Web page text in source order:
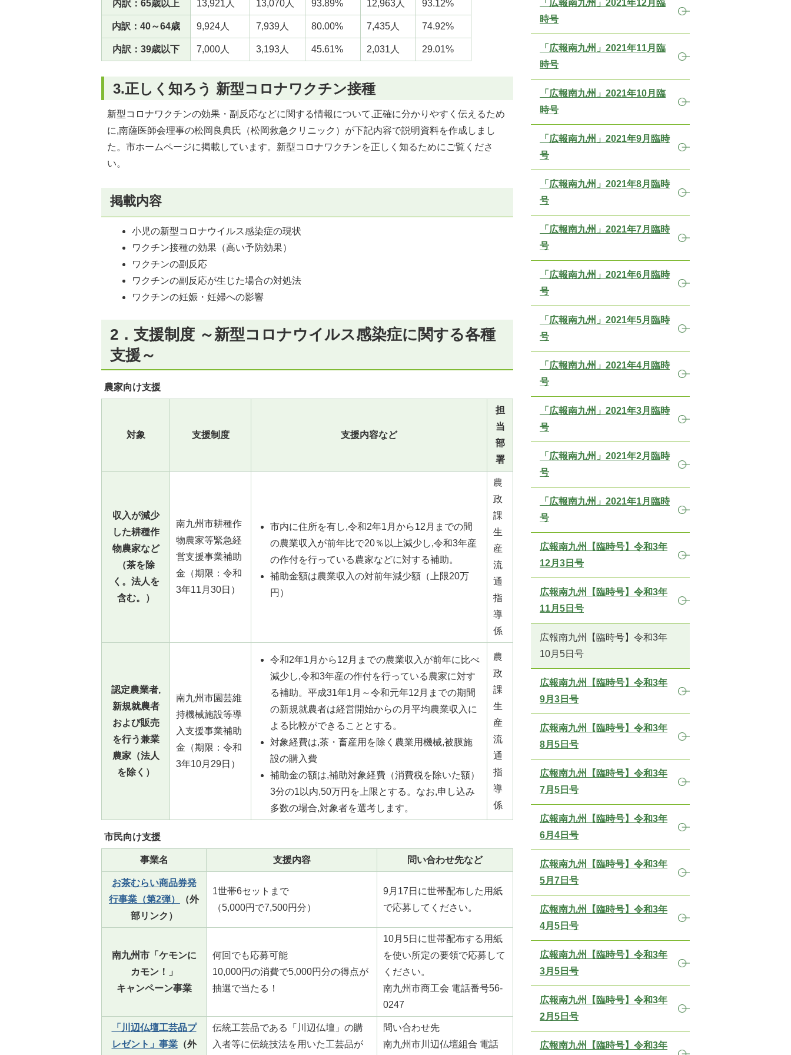
内訳：65歳以上 13,921人 13,070人 93.89% 12,963人 93.12%
内訳：40～64歳 9,924人 7,939人 80.00% 7,435人 74.92%
内訳：39歳以下 7,000人 3,193人 45.61% 2,031人 29.01%
3.正しく知ろう 新型コロナワクチン接種
新型コロナワクチンの効果・副反応などに関する情報について,正確に分かりやすく伝えるため
に,南薩医師会理事の松岡良典氏（松岡救急クリニック）が下記内容で説明資料を作成しまし
た。市ホームページに掲載しています。新型コロナワクチンを正しく知るためにご覧くださ
い。
掲載内容
小児の新型コロナウイルス感染症の現状
ワクチン接種の効果（高い予防効果）
ワクチンの副反応
ワクチンの副反応が生じた場合の対処法
ワクチンの妊娠・妊婦への影響
2．支援制度 ～新型コロナウイルス感染症に関する各種
支援～
農家向け支援
対象 支援制度 支援内容など
担
当
部
署
収入が減少
した耕種作
物農家など
（茶を除
く。法人を
含む。）
南九州市耕種作
物農家等緊急経
営支援事業補助
金（期限：令和
3年11月30日）
市内に住所を有し,令和2年1月から12月までの間
の農業収入が前年比で20％以上減少し,令和3年産
の作付を行っている農家などに対する補助。
補助金額は農業収入の対前年減少額（上限20万
円）
農
政
課
生
産
流
通
指
導
係
認定農業者,
新規就農者
および販売
を行う兼業
農家（法人
を除く）
南九州市園芸維
持機械施設等導
入支援事業補助
金（期限：令和
3年10月29日）
令和2年1月から12月までの農業収入が前年に比べ
減少し,令和3年産の作付を行っている農家に対す
る補助。平成31年1月～令和元年12月までの期間
の新規就農者は経営開始からの月平均農業収入に
よる比較ができることとする。
対象経費は,茶・畜産用を除く農業用機械,被膜施
設の購入費
補助金の額は,補助対象経費（消費税を除いた額）
3分の1以内,50万円を上限とする。なお,申し込み
多数の場合,対象者を選考します。
農
政
課
生
産
流
通
指
導
係
市民向け支援
事業名 支援内容 問い合わせ先など
お茶むらい商品券発
行事業（第2弾）
（外
部リンク）
1世帯6セットまで
（5,000円で7,500円分）
9月17日に世帯配布した用紙
で応募してください。
南九州市「ケモンに
カモン！」
キャンペーン事業
何回でも応募可能
10,000円の消費で5,000円分の得点が
抽選で当たる！
10月5日に世帯配布する用紙
を使い所定の要領で応募して
ください。
南九州市商工会 電話番号56-
0247
「川辺仏壇工芸品プ
レゼント」事業（外
伝統工芸品である「川辺仏壇」の購
入者等に伝統技法を用いた工芸品が
問い合わせ先
南九州市川辺仏壇組合 電話
「広報南九州」2021年12月臨
時号
「広報南九州」2021年11月臨
時号
「広報南九州」2021年10月臨
時号
「広報南九州」2021年9月臨時
号
「広報南九州」2021年8月臨時
号
「広報南九州」2021年7月臨時
号
「広報南九州」2021年6月臨時
号
「広報南九州」2021年5月臨時
号
「広報南九州」2021年4月臨時
号
「広報南九州」2021年3月臨時
号
「広報南九州」2021年2月臨時
号
「広報南九州」2021年1月臨時
号
広報南九州【臨時号】令和3年
12月3日号
広報南九州【臨時号】令和3年
11月5日号
広報南九州【臨時号】令和3年
10月5日号
広報南九州【臨時号】令和3年
9月3日号
広報南九州【臨時号】令和3年
8月5日号
広報南九州【臨時号】令和3年
7月5日号
広報南九州【臨時号】令和3年
6月4日号
広報南九州【臨時号】令和3年
5月7日号
広報南九州【臨時号】令和3年
4月5日号
広報南九州【臨時号】令和3年
3月5日号
広報南九州【臨時号】令和3年
2月5日号
広報南九州【臨時号】令和3年